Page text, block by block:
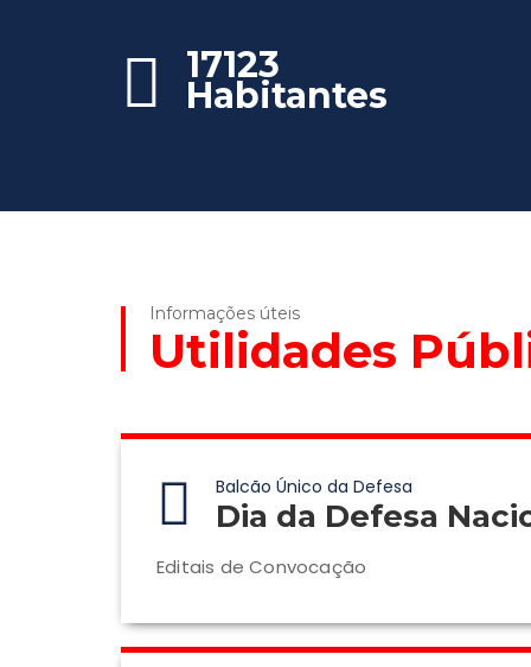
17123
Habitantes
Informações úteis
Utilidades
Balcão Único da Defesa
Dia da Defesa
Editais de Convocação